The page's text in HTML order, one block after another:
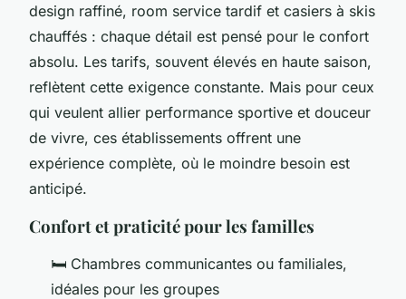
design raffiné, room service tardif et casiers à skis
chauffés : chaque détail est pensé pour le confort
absolu. Les tarifs, souvent élevés en haute saison,
reflètent cette exigence constante. Mais pour ceux
qui veulent allier performance sportive et douceur
de vivre, ces établissements offrent une
expérience complète, où le moindre besoin est
anticipé.
Confort et praticité pour les familles
🛏️ Chambres communicantes ou familiales,
idéales pour les groupes